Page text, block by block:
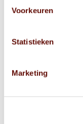
Voorkeuren
Statistieken
Marketing